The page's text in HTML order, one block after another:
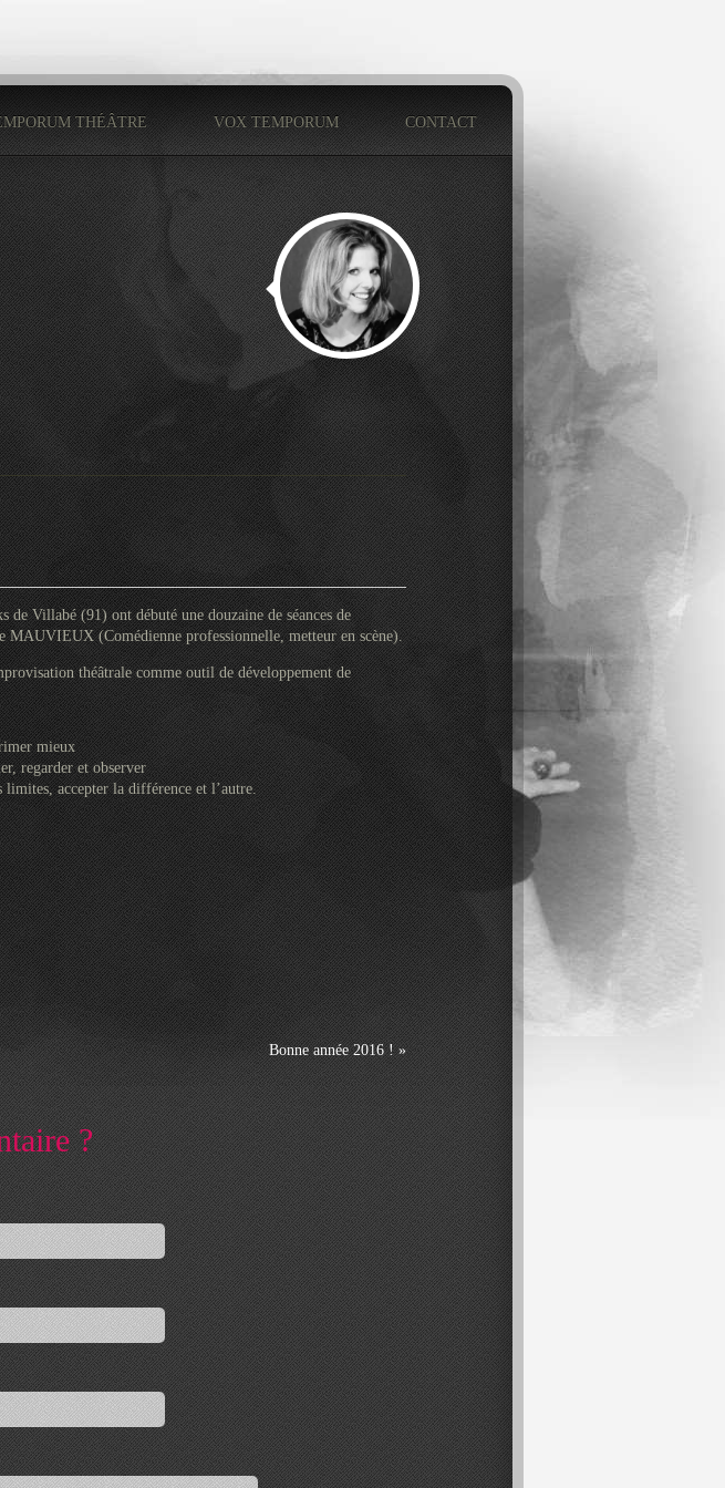
THÉÂTRE VOX TEMPORUM CONTACT
de Villabé (91) ont débuté une douzaine de séances de
MAUVIEUX (Comédienne professionnelle, metteur en scène).
théâtrale comme outil de développement de
mieux
regarder et observer
limites, accepter la différence et l’autre.
Bonne année 2016 ! »
?